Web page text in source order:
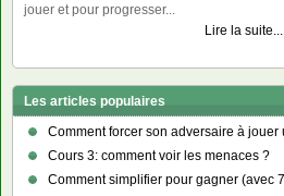
jouer et pour progresser...
Lire la suite...
Les articles populaires
Comment forcer son adversaire à jouer
Cours 3: comment voir les menaces ?
Comment simplifier pour gagner (avec